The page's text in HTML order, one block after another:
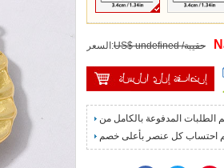
السعر: US$ undefined /حقيبة